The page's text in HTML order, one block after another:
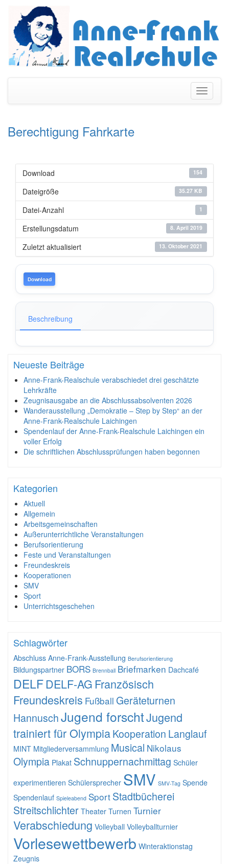
Berechtigung Fahrkarte
Download 154
Dateigröße 35.27 KB
Datei-Anzahl 1
Erstellungsdatum 8. April 2019
Zuletzt aktualisiert 13. Oktober 2021
Download
Beschreibung
Neueste Beiträge
Anne-Frank-Realschule verabschiedet drei geschätzte
Lehrkräfte
Zeugnisausgabe an die Abschlussabsolventen 2026
Wanderausstellung „Demokratie – Step by Step“ an der
Anne-Frank-Realschule Laichingen
Spendenlauf der Anne-Frank-Realschule Laichingen ein
voller Erfolg
Die schriftlichen Abschlussprüfungen haben begonnen
Kategorien
Aktuell
Allgemein
Arbeitsgemeinschaften
Außerunterrichtliche Veranstaltungen
Berufsorientierung
Feste und Veranstaltungen
Freundeskreis
Kooperationen
SMV
Sport
Unterrichtsgeschehen
Schlagwörter
Abschluss Anne-Frank-Ausstellung Berufsorientierung
Bildungspartner BORS Brennball Briefmarken Dachcafé
DELFDELF-AG Französisch
Freundeskreis Fußball Geräteturnen
HannuschJugend forschtJugend
trainiert für OlympiaKooperation Langlauf
MINT Mitgliederversammlung Musical Nikolaus
Olympia Plakat Schnuppernachmittag Schüler
experimentieren Schülersprecher SMV SMV-Tag Spende
Spendenlauf Spieleabend Sport Stadtbücherei
Streitschlichter Theater Turnen Turnier
Verabschiedung Volleyball Volleyballturnier
Vorlesewettbewerb Winteraktionstag
Zeugnis